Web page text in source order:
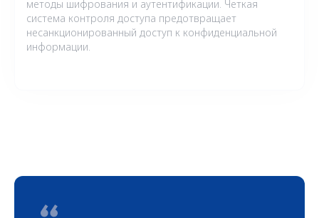
методы шифрования и аутентификации. Четкая
система контроля доступа предотвращает
несанкционированный доступ к конфиденциальной
информации.